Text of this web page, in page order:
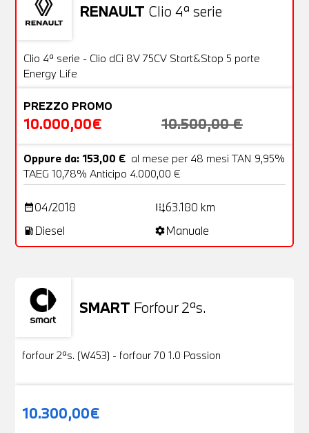
RENAULT Clio 4ª serie
OFFERTA
Usato
Clio 4ª serie - Clio dCi 8V 75CV Start&Stop 5 porte
Energy Life
PREZZO PROMO
10.000,00€ 10.500,00 €
Oppure da: 153,00 € al mese per 48 mesi TAN 9,95%
TAEG 10,78% Anticipo 4.000,00 €
date_range04/2018 add_road63.180 km
local_gas_station Diesel settingsManuale
SMART Forfour 2ªs.
Usato
forfour 2ªs. (W453) - forfour 70 1.0 Passion
10.300,00€